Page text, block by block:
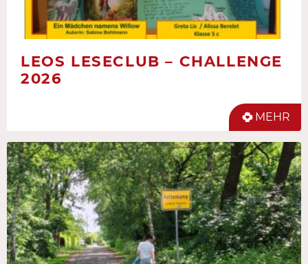
LEOS LESECLUB – CHALLENGE
2026
MEHR